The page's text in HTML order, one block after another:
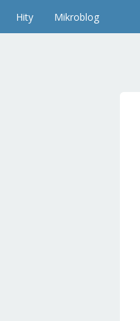
Hity Mikroblog